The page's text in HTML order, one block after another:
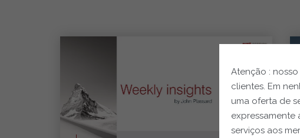
Atenção :
clientes. Em
uma oferta de
expressamente
serviços aos